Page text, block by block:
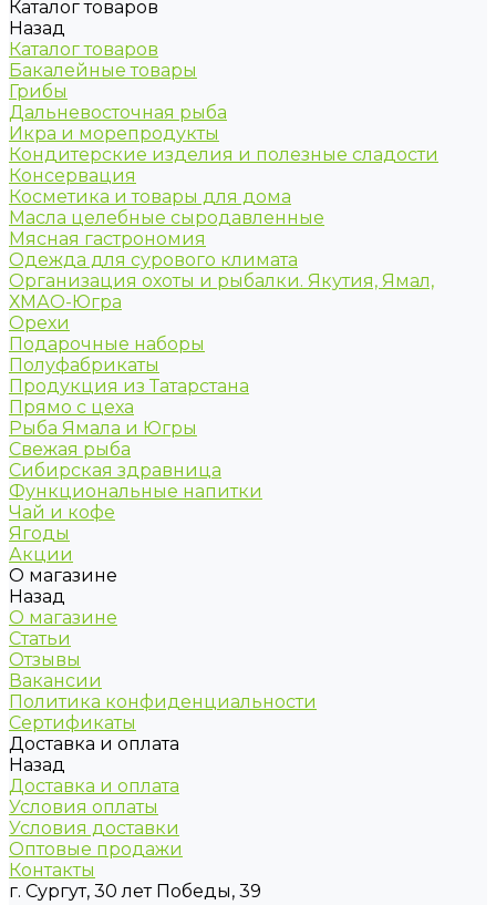
Каталог товаров
Назад
Каталог товаров
Бакалейные товары
Грибы
Дальневосточная рыба
Икра и морепродукты
Кондитерские изделия и полезные сладости
Консервация
Косметика и товары для дома
Масла целебные сыродавленные
Мясная гастрономия
Одежда для сурового климата
Организация охоты и рыбалки. Якутия, Ямал,
ХМАО-Югра
Орехи
Подарочные наборы
Полуфабрикаты
Продукция из Татарстана
Прямо с цеха
Рыба Ямала и Югры
Свежая рыба
Сибирская здравница
Функциональные напитки
Чай и кофе
Ягоды
Акции
О магазине
Назад
О магазине
Статьи
Отзывы
Вакансии
Политика конфиденциальности
Сертификаты
Доставка и оплата
Назад
Доставка и оплата
Условия оплаты
Условия доставки
Оптовые продажи
Контакты
г. Сургут, 30 лет Победы, 39